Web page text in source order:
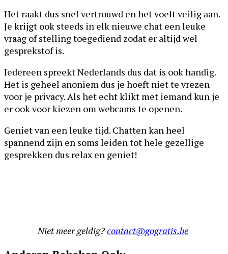
Het raakt dus snel vertrouwd en het voelt veilig aan.
Je krijgt ook steeds in elk nieuwe chat een leuke
vraag of stelling toegediend zodat er altijd wel
gesprekstof is.
Iedereen spreekt Nederlands dus dat is ook handig.
Het is geheel anoniem dus je hoeft niet te vrezen
voor je privacy. Als het echt klikt met iemand kun je
er ook voor kiezen om webcams te openen.
Geniet van een leuke tijd. Chatten kan heel
spannend zijn en soms leiden tot hele gezellige
gesprekken dus relax en geniet!
Niet meer geldig?contact@gogratis.be